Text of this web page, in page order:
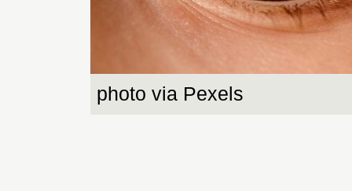
photo via Pexels